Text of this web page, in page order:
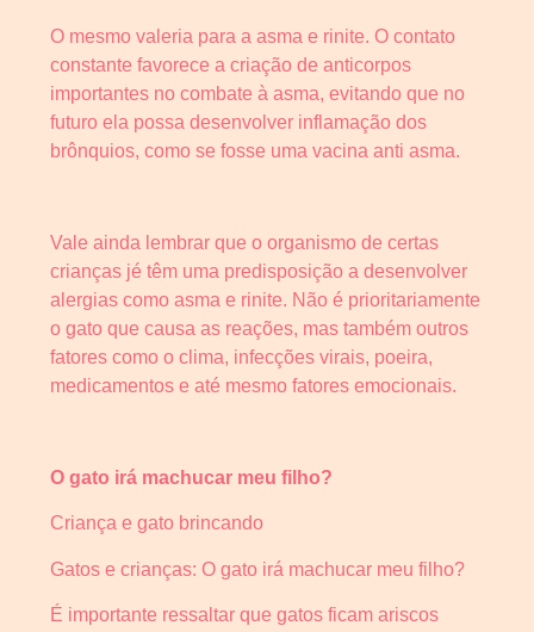
O mesmo valeria para a asma e rinite. O contato
constante favorece a criação de anticorpos
importantes no combate à asma, evitando que no
futuro ela possa desenvolver inflamação dos
brônquios, como se fosse uma vacina anti asma.
Vale ainda lembrar que o organismo de certas
crianças jé têm uma predisposição a desenvolver
alergias como asma e rinite. Não é prioritariamente
o gato que causa as reações, mas também outros
fatores como o clima, infecções virais, poeira,
medicamentos e até mesmo fatores emocionais.
O gato irá machucar meu filho?
Criança e gato brincando
Gatos e crianças: O gato irá machucar meu filho?
É importante ressaltar que gatos ficam ariscos